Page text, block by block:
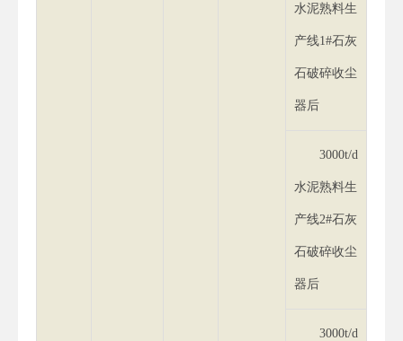
水泥熟料生
产线1#石灰
石破碎收尘
器后
3000t/d
水泥熟料生
产线2#石灰
石破碎收尘
器后
3000t/d